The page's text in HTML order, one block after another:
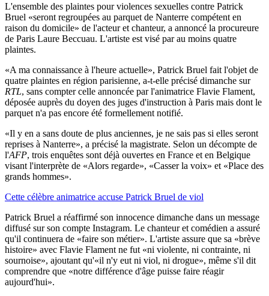
L'ensemble des plaintes pour violences sexuelles contre Patrick
Bruel «seront regroupées au parquet de Nanterre compétent en
raison du domicile» de l'acteur et chanteur, a annoncé la procureure
de Paris Laure Beccuau. L'artiste est visé par au moins quatre
plaintes.
«A ma connaissance à l'heure actuelle», Patrick Bruel fait l'objet de
quatre plaintes en région parisienne, a-t-elle précisé dimanche sur
RTL, sans compter celle annoncée par l'animatrice Flavie Flament,
déposée auprès du doyen des juges d'instruction à Paris mais dont le
parquet n'a pas encore été formellement notifié.
«Il y en a sans doute de plus anciennes, je ne sais pas si elles seront
reprises à Nanterre», a précisé la magistrate. Selon un décompte de
l'AFP, trois enquêtes sont déjà ouvertes en France et en Belgique
visant l'interprète de «Alors regarde», «Casser la voix» et «Place des
grands hommes».
Cette célèbre animatrice accuse Patrick Bruel de viol
Patrick Bruel a réaffirmé son innocence dimanche dans un message
diffusé sur son compte Instagram. Le chanteur et comédien a assuré
qu'il continuera de «faire son métier». L'artiste assure que sa «brève
histoire» avec Flavie Flament ne fut «ni violente, ni contrainte, ni
sournoise», ajoutant qu'«il n'y eut ni viol, ni drogue», même s'il dit
comprendre que «notre différence d'âge puisse faire réagir
aujourd'hui».